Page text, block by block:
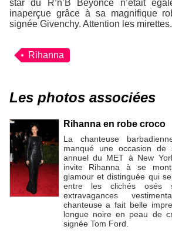
star du R’n’B Beyoncé n’était
inaperçue grâce à sa magnifique
signée Givenchy. Attention les
Rihanna
Les photos associées
Rihanna en robe croco
La chanteuse
manqué une occasion
annuel du MET à New
invite Rihanna à se
glamour et distinguée qui
entre les clichés osés
extravagances
chanteuse a fait belle
longue noire en peau de
signée Tom Ford.